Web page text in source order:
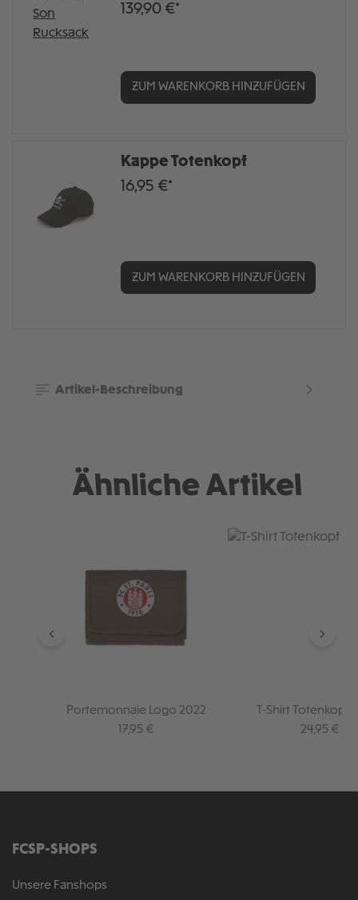
139,90 €*
ZUM WARENKORB HINZUFÜGEN
Kappe Totenkopf
16,95 €*
ZUM WARENKORB HINZUFÜGEN
Artikel-Beschreibung
Ähnliche Artikel
Portemonnaie Logo 2022
Regulärer Preis:
17,95 €
T-Shirt Totenkopf
Regulärer
24,95 €
FCSP-SHOPS
Unsere Fanshops